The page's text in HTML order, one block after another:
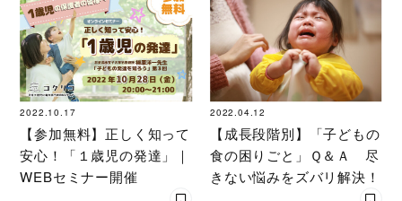
2022.10.17
【参加無料】正しく知って
安心！「１歳児の発達」｜
WEBセミナー開催
2022.04.12
【成長段階別】「子どもの
食の困りごと」Ｑ＆Ａ 尽
きない悩みをズバリ解決！